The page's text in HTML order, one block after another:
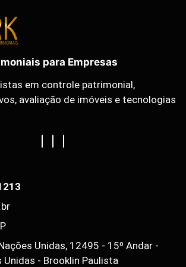
para Empresas
em controle patrimonial,
avaliação de imóveis e tecnologias
Unidas, 12495 - 15º Andar -
Unidas - Brooklin Paulista